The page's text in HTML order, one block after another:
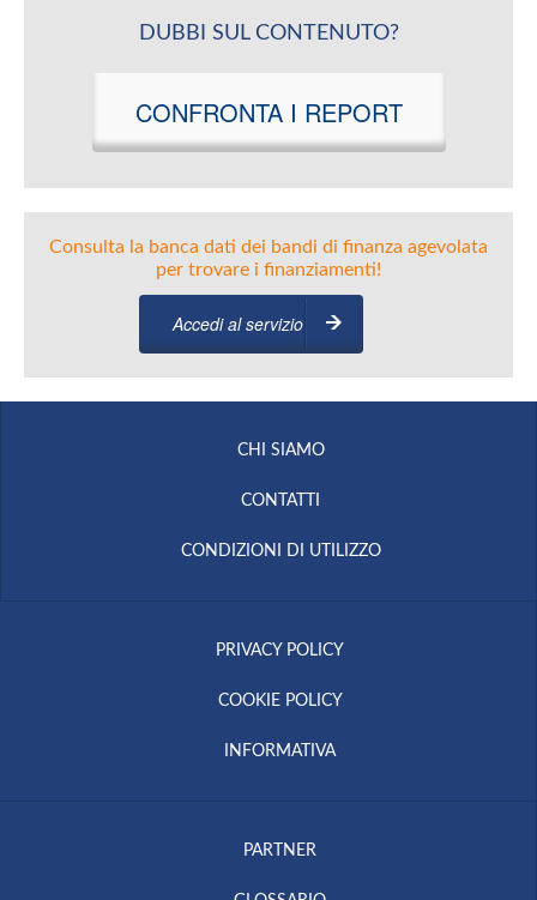
DUBBI SUL CONTENUTO?
CONFRONTA I REPORT
Consulta la banca dati dei bandi di finanza agevolata
per trovare i finanziamenti!
Accedi al servizio
CHI SIAMO
CONTATTI
CONDIZIONI DI UTILIZZO
PRIVACY POLICY
COOKIE POLICY
INFORMATIVA
PARTNER